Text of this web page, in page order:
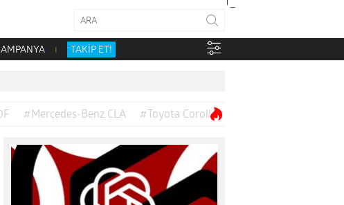
TAKİP ET!
#Mercedes-Benz CLA #Toyota Corolla